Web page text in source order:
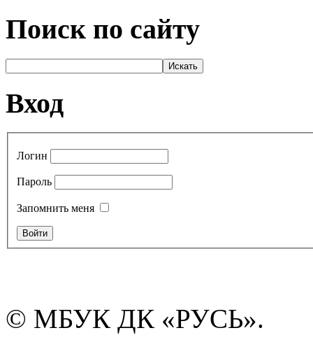
Поиск по сайту
Вход
Логин
Пароль
Запомнить меня
© МБУК ДК «РУСЬ».